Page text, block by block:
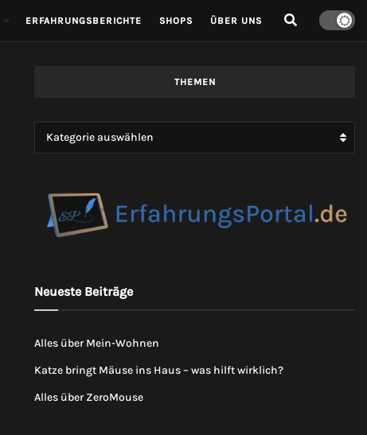
ERFAHRUNGSBERICHTE SHOPS ÜBER UNS
THEMEN
Kategorie auswählen
Neueste Beiträge
Alles über Mein-Wohnen
Katze bringt Mäuse ins Haus – was hilft wirklich?
Alles über ZeroMouse